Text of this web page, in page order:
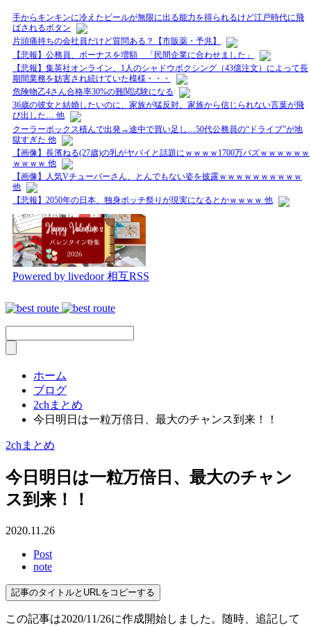
手からキンキンに冷えたビールが無限に出る能力を得られるけど江戸時代に飛
ばされるボタン
片頭痛持ちの会社員だけど質問ある？【市販薬・予兆】
【悲報】公務員、ボーナスを増額 「民間企業に合わせました」
【悲報】集英社オンライン、1人のシャドウボクシング（43億注文）によって長
期間業務を妨害され続けていた模様・・・
危険物乙4さん合格率30%の難関試験になる
36歳の彼女と結婚したいのに、家族が猛反対。家族から信じられない言葉が飛
び出した… 他
クーラーボックス積んで出発→途中で買い足し…50代公務員の“ドライブ”が地
獄すぎた 他
【画像】長濱ねる(27歳)の乳がヤバイと話題にｗｗｗｗ1700万バズｗｗｗｗｗｗ
ｗｗｗｗ 他
【画像】人気Vチューバーさん、とんでもない姿を披露ｗｗｗｗｗｗｗｗｗｗ
他
【悲報】2050年の日本、独身ボッチ祭りが現実になるとかｗｗｗｗ 他
Powered by livedoor 相互RSS
ホーム
ブログ
2chまとめ
今日明日は一粒万倍日、最大のチャンス到来！！
2chまとめ
今日明日は一粒万倍日、最大のチャン
ス到来！！
2020.11.26
Post
note
記事のタイトルとURLをコピーする
この記事は2020/11/26に作成開始しました。随時、追記して